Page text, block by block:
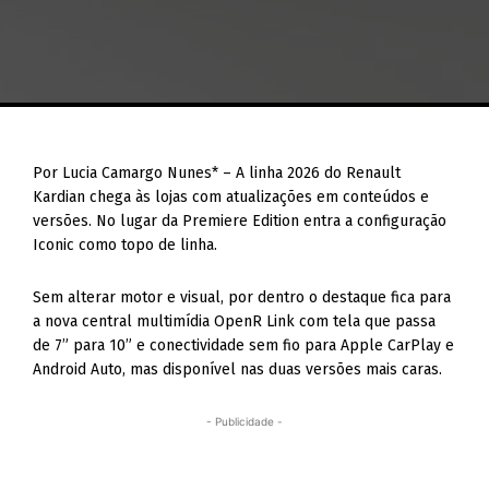
Por Lucia Camargo Nunes* – A linha 2026 do Renault
Kardian chega às lojas com atualizações em conteúdos e
versões. No lugar da Premiere Edition entra a configuração
Iconic como topo de linha.
Sem alterar motor e visual, por dentro o destaque fica para
a nova central multimídia OpenR Link com tela que passa
de 7” para 10” e conectividade sem fio para Apple CarPlay e
Android Auto, mas disponível nas duas versões mais caras.
- Publicidade -